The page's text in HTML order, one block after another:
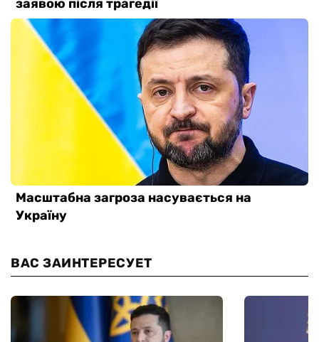
ВАС ЗАИНТЕРЕСУЕТ